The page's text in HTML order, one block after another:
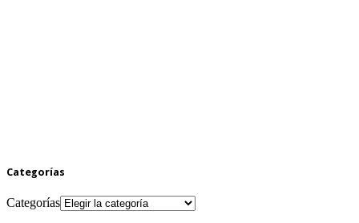
Categorías
Categorías